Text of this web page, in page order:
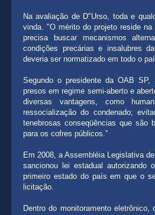
Na avaliação de D"Urso, toda e
vinda. "O mérito do projeto reside
precisa buscar mecanismos
condições precárias e insalubres
deveria ser normatizado em todo o
Segundo o presidente da OAB
presos em regime semi-aberto e
diversas vantagens, como
ressocialização do condenado;
tenebrosas conseqüências que são
para os cofres públicos.”
Em 2008, a Assembléia Legislativa
sancionou lei estadual autorizando
primeiro estado do país em que o
licitação.
Dentro do monitoramento